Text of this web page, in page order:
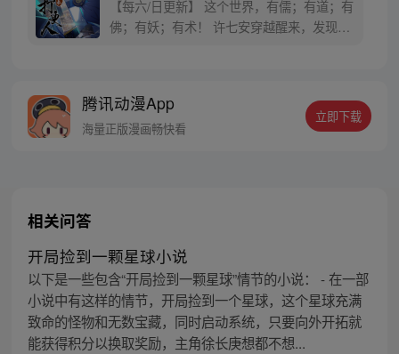
【每六/日更新】 这个世界，有儒；有道；有
佛；有妖；有术！ 许七安穿越醒来，发现自
者卖报小郎君同名小说 QQ群号：
799493374
腾讯动漫App
海量正版漫画畅快看
立即下载
相关问答
开局捡到一颗星球小说
以下是一些包含“开局捡到一颗星球”情节的小说： - 在一部
小说中有这样的情节，开局捡到一个星球，这个星球充满
致命的怪物和无数宝藏，同时启动系统，只要向外开拓就
能获得积分以换取奖励，主角徐长庚想都不想...